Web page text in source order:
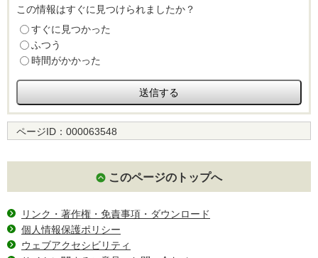
この情報はすぐに見つけられましたか？
すぐに見つかった
ふつう
時間がかかった
ページID： 000063548
このページのトップへ
リンク・著作権・免責事項・ダウンロード
個人情報保護ポリシー
ウェブアクセシビリティ